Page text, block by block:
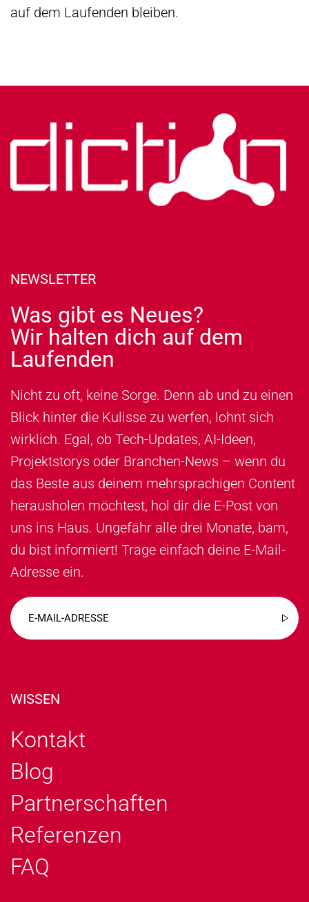
auf dem Laufenden bleiben.
NEWSLETTER
Was gibt es Neues?
Wir halten dich auf dem
Laufenden
Nicht zu oft, keine Sorge. Denn ab und zu einen
Blick hinter die Kulisse zu werfen, lohnt sich
wirklich. Egal, ob Tech-Updates, AI-Ideen,
Projektstorys oder Branchen-News – wenn du
das Beste aus deinem mehrsprachigen Content
herausholen möchtest, hol dir die E-Post von
uns ins Haus. Ungefähr alle drei Monate, bam,
du bist informiert! Trage einfach deine E-Mail-
Adresse ein.
WISSEN
Kontakt
Blog
Partnerschaften
Referenzen
FAQ